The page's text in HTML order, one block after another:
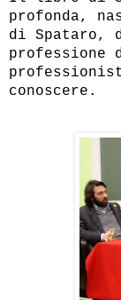
profonda,
di Spataro,
conoscere.